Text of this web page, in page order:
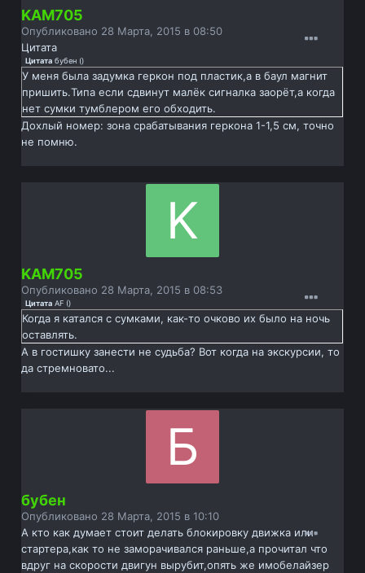
KAM705
Опубликовано 28 Марта, 2015 в 08:50
Цитата
Цитата бубен ()
У меня была задумка геркон под пластик,а в баул магнит
пришить.Типа если сдвинут малёк сигналка заорёт,а когда
нет сумки тумблером его обходить.
Дохлый номер: зона срабатывания геркона 1-1,5 см, точно
не помню.
KAM705
Опубликовано 28 Марта, 2015 в 08:53
Цитата AF ()
Когда я катался с сумками, как-то очково их было на ночь
оставлять.
А в гостишку занести не судьба? Вот когда на экскурсии, то
да стремновато...
бубен
Опубликовано 28 Марта, 2015 в 10:10
А кто как думает стоит делать блокировку движка или
стартера,как то не заморачивался раньше,а прочитал что
вдруг на скорости двигун вырубит,опять же имобелайзер